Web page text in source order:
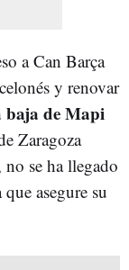
a Can Barça
y renovar
baja de Mapi
Zaragoza
se ha llegado
asegure su